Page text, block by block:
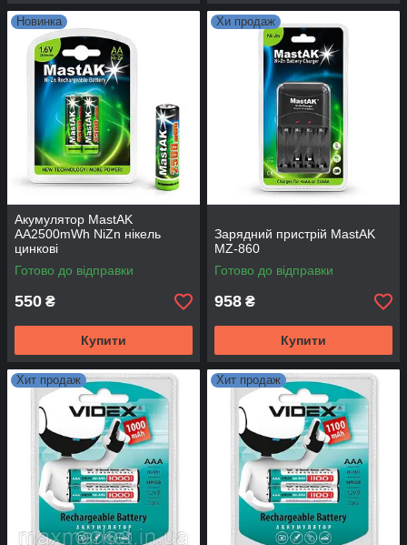
Новинка
Акумулятор MastAK
AA2500mWh NiZn нікель
цинкові
Готово до відправки
550 ₴
Купити
Хи продаж
Зарядний пристрій MastAK
MZ-860
Готово до відправки
958 ₴
Купити
Хит продаж Хит продаж